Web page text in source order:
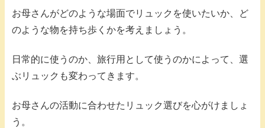
お母さんがどのような場面でリュックを使いたいか、ど
のような物を持ち歩くかを考えましょう。
日常的に使うのか、旅行用として使うのかによって、選
ぶリュックも変わってきます。
お母さんの活動に合わせたリュック選びを心がけましょ
う。